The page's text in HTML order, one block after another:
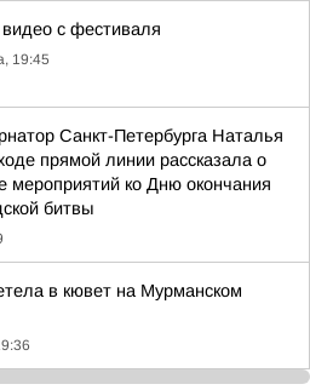
с фестиваля
19:45
Санкт-Петербурга Наталья
прямой линии рассказала о
мероприятий ко Дню окончания
битвы
в кювет на Мурманском